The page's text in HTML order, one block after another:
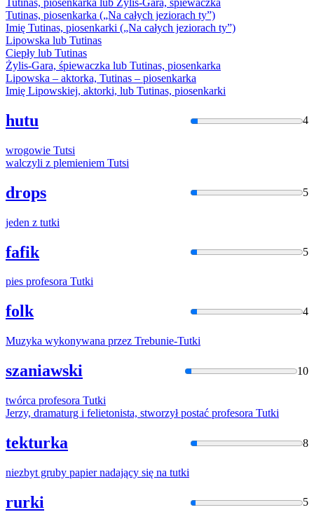
Tutinas, piosenkarka lub Żylis-Gara, śpiewaczka
Tutinas, piosenkarka („Na całych jeziorach ty”)
Imię Tutinas, piosenkarki („Na całych jeziorach ty”)
Lipowska lub Tutinas
Ciepły lub Tutinas
Żylis-Gara, śpiewaczka lub Tutinas, piosenkarka
Lipowska – aktorka, Tutinas – piosenkarka
Imię Lipowskiej, aktorki, lub Tutinas, piosenkarki
hutu 4
wrogowie Tutsi
walczyli z plemieniem Tutsi
drops 5
jeden z tutki
fafik 5
pies profesora Tutki
folk 4
Muzyka wykonywana przez Trebunie-Tutki
szaniawski 10
twórca profesora Tutki
Jerzy, dramaturg i felietonista, stworzył postać profesora Tutki
tekturka 8
niezbyt gruby papier nadający się na tutki
rurki 5